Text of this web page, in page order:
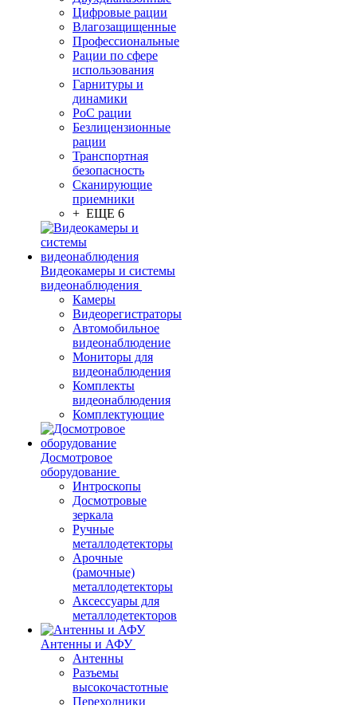
Цифровые рации
Влагозащищенные
Профессиональные
Рации по сфере
использования
Гарнитуры и
динамики
PoC рации
Безлицензионные
рации
Транспортная
безопасность
Сканирующие
приемники
+ ЕЩЕ 6
Видеокамеры и системы
видеонаблюдения
Камеры
Видеорегистраторы
Автомобильное
видеонаблюдение
Мониторы для
видеонаблюдения
Комплекты
видеонаблюдения
Комплектующие
Досмотровое
оборудование
Интроскопы
Досмотровые
зеркала
Ручные
металлодетекторы
Арочные
(рамочные)
металлодетекторы
Аксессуары для
металлодетекторов
Антенны и АФУ
Антенны
Разъемы
высокочастотные
Переходники